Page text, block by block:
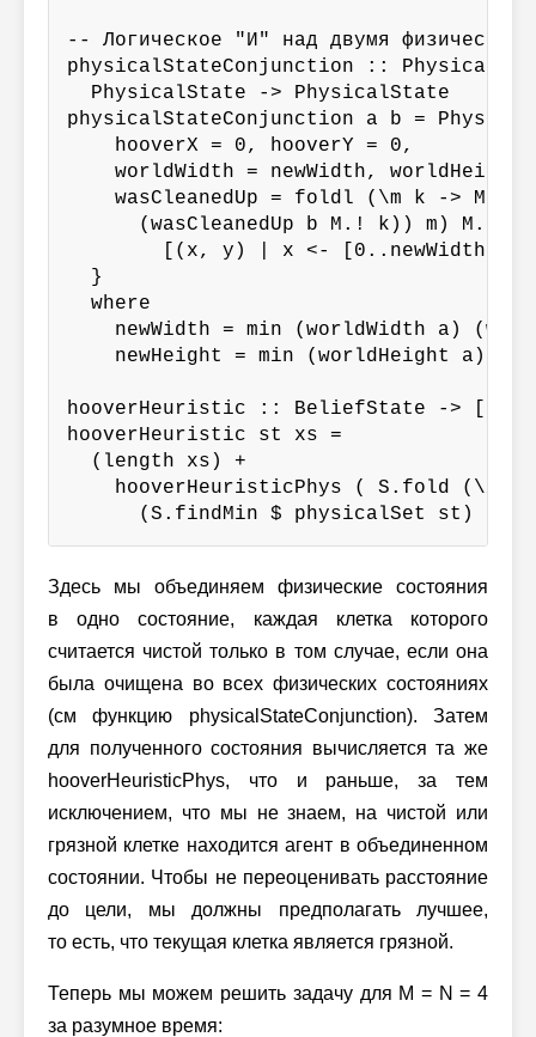
-- Логическое "И" над двумя физическими
physicalStateConjunction ::
  PhysicalState -> PhysicalState
physicalStateConjunction a b =
    hooverX = 0, hooverY = 0,
worldWidth = newWidth, worldHeight
wasCleanedUp = foldl (\m k ->
(wasCleanedUp b M.! k)) m)
[(x, y) | x <- [0..newWidth-
  }
  where
newWidth = min (worldWidth a)
newHeight = min (worldHeight a)
hooverHeuristic :: BeliefState ->
hooverHeuristic st xs =
  (length xs) +
hooverHeuristicPhys ( S.fold (\x y
(S.findMin $ physicalSet st)
Здесь мы объединяем физические состояния
в одно состояние, каждая клетка которого
считается чистой только в том случае, если она
была очищена во всех физических состояниях
(см функцию physicalStateConjunction). Затем
для полученного состояния вычисляется та же
hooverHeuristicPhys, что и раньше, за тем
исключением, что мы не знаем, на чистой или
грязной клетке находится агент в объединенном
состоянии. Чтобы не переоценивать расстояние
до цели, мы должны предполагать лучшее,
то есть, что текущая клетка является грязной.
Теперь мы можем решить задачу для M = N = 4
за разумное время: